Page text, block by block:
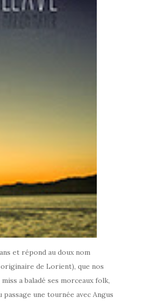
et répond au doux nom
de Lorient), que nos
a baladé ses morceaux folk,
une tournée avec Angus